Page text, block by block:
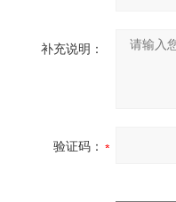
补充说明：
验证码：